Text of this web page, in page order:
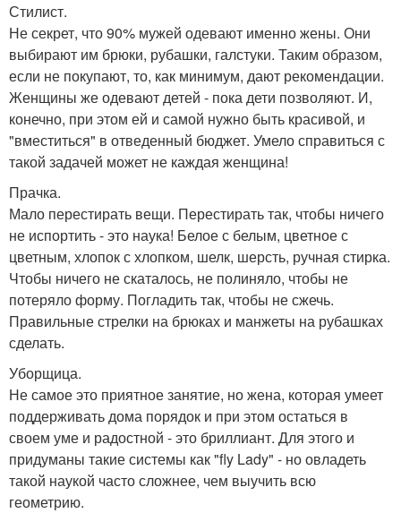
Стилист.
Не секрет, что 90% мужей одевают именно жены. Они
выбирают им брюки, рубашки, галстуки. Таким образом,
если не покупают, то, как минимум, дают рекомендации.
Женщины же одевают детей - пока дети позволяют. И,
конечно, при этом ей и самой нужно быть красивой, и
"вместиться" в отведенный бюджет. Умело справиться с
такой задачей может не каждая женщина!
Прачка.
Мало перестирать вещи. Перестирать так, чтобы ничего
не испортить - это наука! Белое с белым, цветное с
цветным, хлопок с хлопком, шелк, шерсть, ручная стирка.
Чтобы ничего не скаталось, не полиняло, чтобы не
потеряло форму. Погладить так, чтобы не сжечь.
Правильные стрелки на брюках и манжеты на рубашках
сделать.
Уборщица.
Не самое это приятное занятие, но жена, которая умеет
поддерживать дома порядок и при этом остаться в
своем уме и радостной - это бриллиант. Для этого и
придуманы такие системы как "fly Lady" - но овладеть
такой наукой часто сложнее, чем выучить всю
геометрию.